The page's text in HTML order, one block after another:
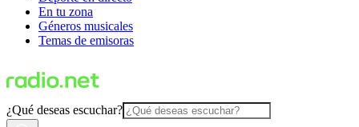
En tu zona
Géneros musicales
Temas de emisoras
¿Qué deseas escuchar?